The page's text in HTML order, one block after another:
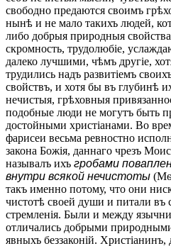
свободно предаются своимъ
нынѣ и не мало такихъ людей,
либо добрыя природныя
скромность, трудолюбіе,
далеко лучшими, чѣмъ другіе,
трудились надъ развитіемъ
свойствъ, и хотя бы въ глубинѣ
нечистыя, грѣховныя
подобные люди не могутъ быть
достойными христіанами. Во
фарисеи весьма ревностно
закона Божія, даннаго чрезъ
называлъ ихъ гробами
внутри всякой нечистоты
такъ именно потому, что они
чистотѣ своей души и питали
стремленія. Были и между
отличались добрыми
явныхъ беззаконій. Христіанинъ,